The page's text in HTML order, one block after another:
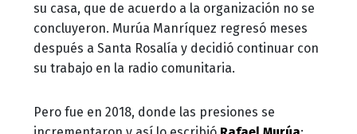
su casa, que de acuerdo a la organización no se
concluyeron. Murúa Manríquez regresó meses
después a Santa Rosalía y decidió continuar con
su trabajo en la radio comunitaria.
Pero fue en 2018, donde las presiones se